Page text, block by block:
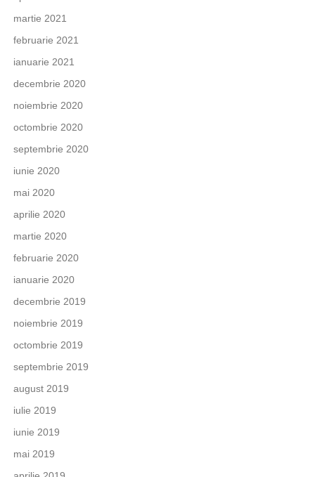
martie 2021
februarie 2021
ianuarie 2021
decembrie 2020
noiembrie 2020
octombrie 2020
septembrie 2020
iunie 2020
mai 2020
aprilie 2020
martie 2020
februarie 2020
ianuarie 2020
decembrie 2019
noiembrie 2019
octombrie 2019
septembrie 2019
august 2019
iulie 2019
iunie 2019
mai 2019